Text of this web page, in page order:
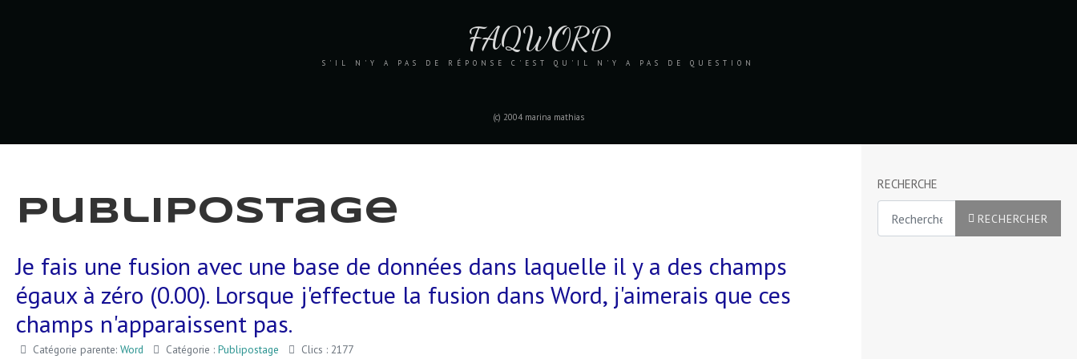
FAQWORD
S'IL N'Y A PAS DE RÉPONSE C'EST QU'IL N'Y A PAS DE QUESTION
(c) 2004 marina mathias
RECHERCHE
RECHERCHER
Publipostage
Je fais une fusion avec une base de données dans laquelle il y a des champs
égaux à zéro (0.00). Lorsque j'effectue la fusion dans Word, j'aimerais que ces
champs n'apparaissent pas.
Catégorie parente: Word Catégorie : Publipostage Clics : 2177